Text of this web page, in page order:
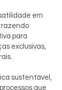
em
para
exclusivas,
sustentável,
que